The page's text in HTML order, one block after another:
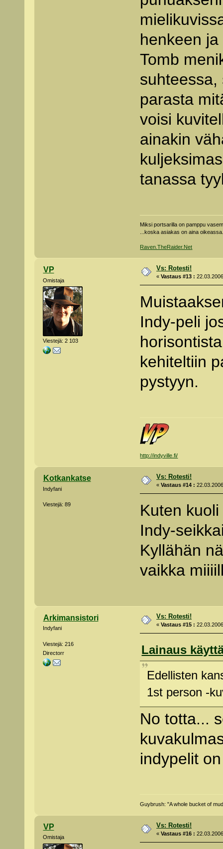
henkeen
Tomb
suhteessa,
parasta
voisi
ainakin
tanassa
Miksi portsarilla on pamppu
...koska asiakas on aina
Raven.TheRaider.Net
VP
Omistaja
Viestejä: 2 103
Vs: Rotesti!
«Vastaus #13 :
Indy-peli
kehiteltiin
pystyyn.
http://indyville.fi/
Kotkankatse
Indyfani
Viestejä: 89
Vs: Rotesti!
«Vastaus #14 :
Kuten
Indy-
Kyllähän
vaikka
Arkimansistori
Indyfani
Viestejä: 216
Directorr
Vs: Rotesti!
«Vastaus #15 :
Lainaus
Edellisten
1st person -
No totta...
indypelit
Guybrush: "A whole bucket of
VP
Omistaja
Vs: Rotesti!
«Vastaus #16 :